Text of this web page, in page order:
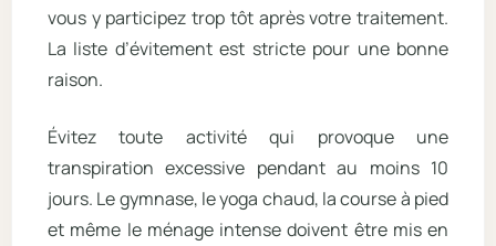
vous y participez trop tôt après votre traitement.
La liste d’évitement est stricte pour une bonne
raison.
Évitez toute activité qui provoque une
transpiration excessive pendant au moins 10
jours. Le gymnase, le yoga chaud, la course à pied
et même le ménage intense doivent être mis en